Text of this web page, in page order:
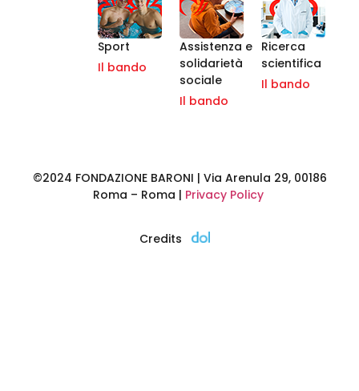
Sport
Il bando
Assistenza e
solidarietà
sociale
Il bando
Ricerca
scientifica
Il bando
©2024 FONDAZIONE BARONI | Via Arenula 29, 00186
Roma – Roma | Privacy Policy
Credits